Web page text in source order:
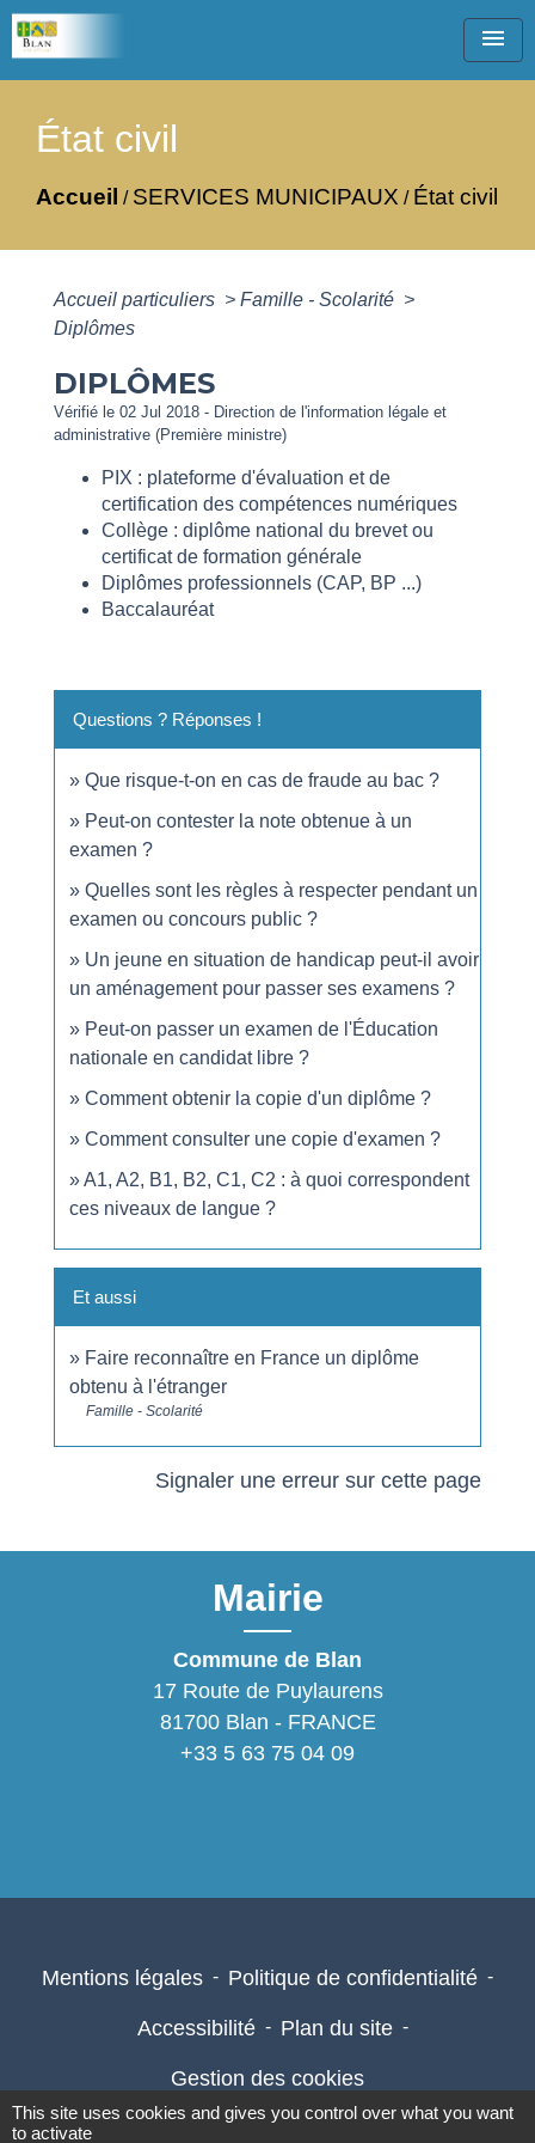
menu
État civil
Accueil / SERVICES MUNICIPAUX / État civil
Accueil particuliers > Famille - Scolarité >
Diplômes
DIPLÔMES
Vérifié le 02 Jul 2018 - Direction de l'information légale et
administrative (Première ministre)
PIX : plateforme d'évaluation et de
certification des compétences numériques
Collège : diplôme national du brevet ou
certificat de formation générale
Diplômes professionnels (CAP, BP ...)
Baccalauréat
Questions ? Réponses !
Que risque-t-on en cas de fraude au bac ?
Peut-on contester la note obtenue à un
examen ?
Quelles sont les règles à respecter pendant un
examen ou concours public ?
Un jeune en situation de handicap peut-il avoir
un aménagement pour passer ses examens ?
Peut-on passer un examen de l'Éducation
nationale en candidat libre ?
Comment obtenir la copie d'un diplôme ?
Comment consulter une copie d'examen ?
A1, A2, B1, B2, C1, C2 : à quoi correspondent
ces niveaux de langue ?
Et aussi
Faire reconnaître en France un diplôme
obtenu à l'étranger
Famille - Scolarité
Signaler une erreur sur cette page
Mairie
Commune de Blan
17 Route de Puylaurens
81700 Blan - FRANCE
+33 5 63 75 04 09
Mentions légales - Politique de confidentialité -
Accessibilité - Plan du site -
Gestion des cookies
This site uses cookies and gives you control over what you want
to activate